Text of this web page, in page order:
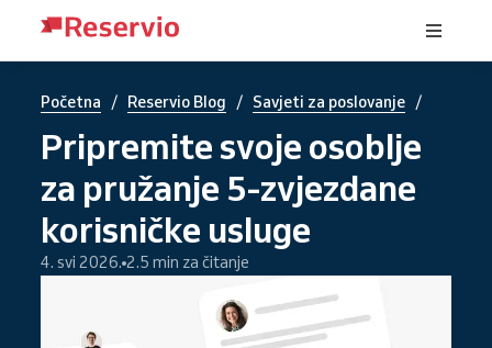
Početna / Reservio Blog / Savjeti za poslovanje /
Pripremite svoje osoblje
za pružanje 5-zvjezdane
korisničke usluge
4. svi 2026. 2.5 min za čitanje